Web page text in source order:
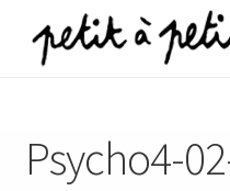
Aller
à
Aller
au
Psycho4-